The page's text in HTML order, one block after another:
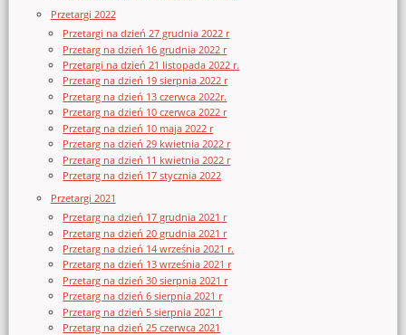
Przetargi 2022
Przetargi na dzień 27 grudnia 2022 r
Przetarg na dzień 16 grudnia 2022 r
Przetargi na dzień 21 listopada 2022 r.
Przetarg na dzień 19 sierpnia 2022 r
Przetarg na dzień 13 czerwca 2022r.
Przetarg na dzień 10 czerwca 2022 r
Przetarg na dzień 10 maja 2022 r
Przetarg na dzień 29 kwietnia 2022 r
Przetarg na dzień 11 kwietnia 2022 r
Przetarg na dzień 17 stycznia 2022
Przetargi 2021
Przetarg na dzień 17 grudnia 2021 r
Przetarg na dzień 20 grudnia 2021 r
Przetarg na dzień 14 września 2021 r.
Przetarg na dzień 13 września 2021 r
Przetarg na dzień 30 sierpnia 2021 r
Przetarg na dzień 6 sierpnia 2021 r
Przetarg na dzień 5 sierpnia 2021 r
Przetarg na dzień 25 czerwca 2021